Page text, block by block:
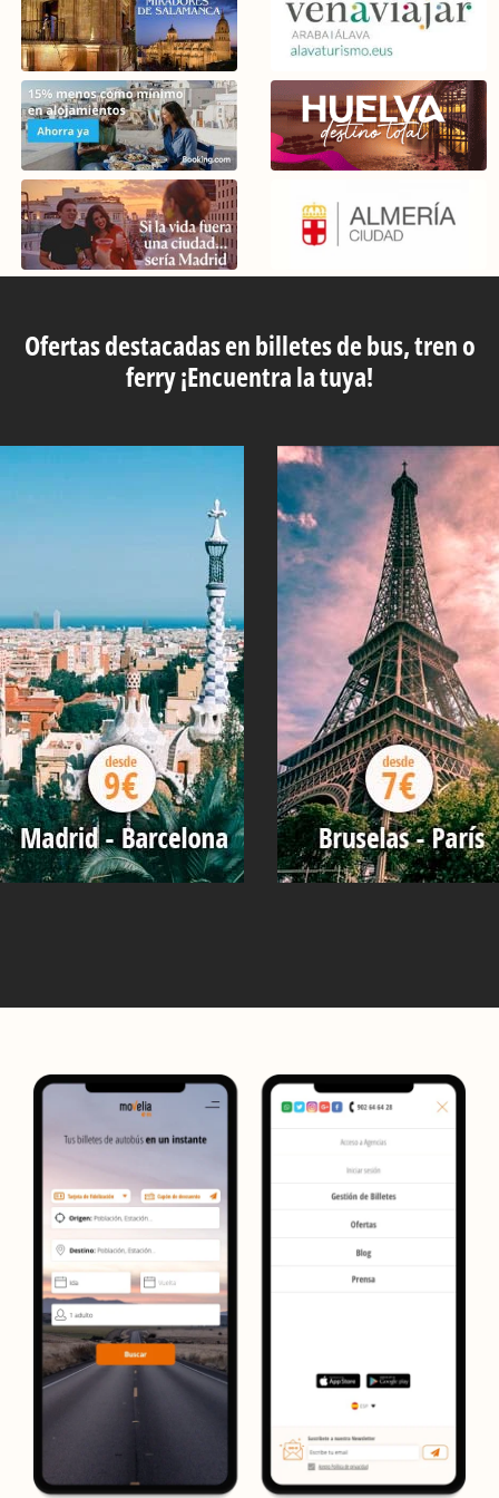
Ofertas destacadas en billetes de bus, tren o
ferry ¡Encuentra la tuya!